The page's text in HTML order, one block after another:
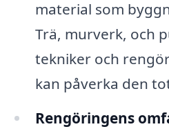
material som
Trä, murverk, och
tekniker och
kan påverka den
Rengöringens